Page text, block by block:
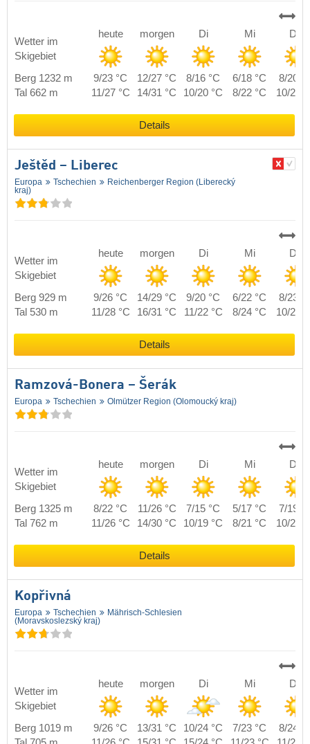
Wetter im
Skigebiet
heute morgen Di Mi Do
Berg 1232 m 9/23 °C 12/27 °C 8/16 °C 6/18 °C
8/20
Tal 662 m
11/27 °C 14/31 °C 10/20 °C 8/22 °C 10/24
Details
Ještěd – Liberec
Europa Tschechien
Reichenberger Region (Liberecký
kraj)
Wetter im
Skigebiet
heute morgen Di Mi Do
Berg 929 m 9/26 °C 14/29 °C 9/20 °C 6/22 °C
8/23
Tal 530 m
11/28 °C 16/31 °C 11/22 °C 8/24 °C 10/25
Details
Ramzová-Bonera – Šerák
Europa Tschechien Olmützer Region (Olomoucký kraj)
Wetter im
Skigebiet
heute morgen Di Mi Do
Berg 1325 m 8/22 °C 11/26 °C 7/15 °C 5/17 °C
7/19
Tal 762 m
11/26 °C 14/30 °C 10/19 °C 8/21 °C 10/23
Details
Kopřivná
Europa Tschechien
Mährisch-Schlesien
(Moravskoslezský kraj)
Wetter im
Skigebiet
heute morgen Di Mi Do
Berg 1019 m 9/26 °C 13/31 °C 10/24 °C 7/23 °C
8/24